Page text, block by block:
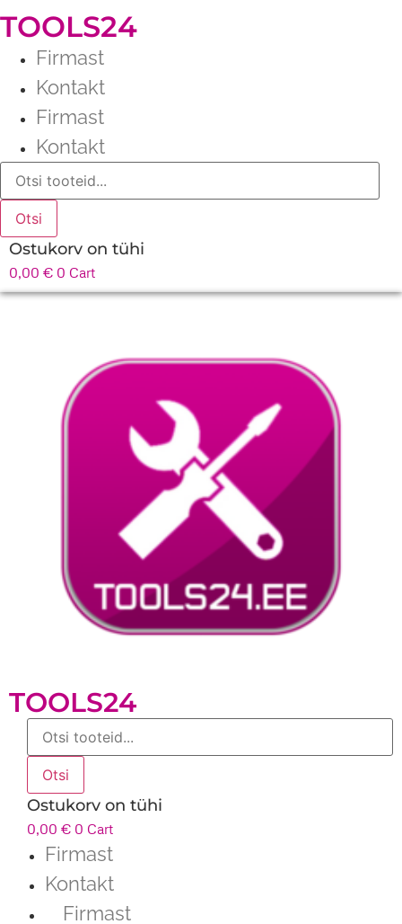
TOOLS24
Firmast
Kontakt
Firmast
Kontakt
Products
search
Otsi
Ostukorv on tühi
0,00 € 0 Cart
TOOLS24
Products
search
Otsi
Ostukorv on tühi
0,00 € 0 Cart
Firmast
Kontakt
Firmast